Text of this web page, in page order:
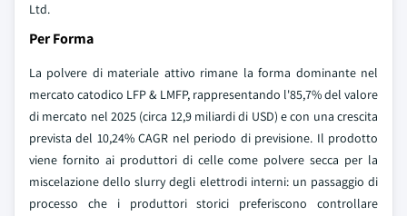
Ltd.
Per Forma
La polvere di materiale attivo rimane la forma dominante nel
mercato catodico LFP & LMFP, rappresentando l'85,7% del valore
di mercato nel 2025 (circa 12,9 miliardi di USD) e con una crescita
prevista del 10,24% CAGR nel periodo di previsione. Il prodotto
viene fornito ai produttori di celle come polvere secca per la
miscelazione dello slurry degli elettrodi interni: un passaggio di
processo che i produttori storici preferiscono controllare